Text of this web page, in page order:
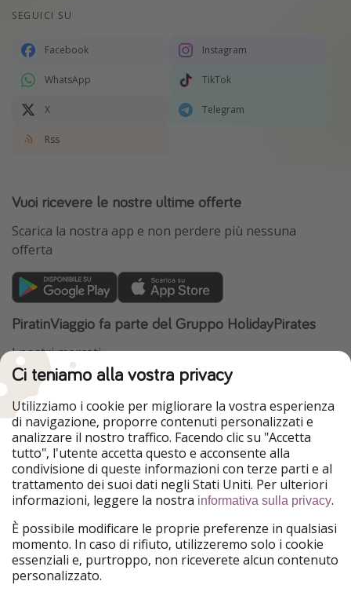
SEGUICI SU
Facebook Instagram
WhatsApp TikTok
X Telegram
Rss
Vuoi ricevere le nostre ultime offerte
Scarica la nostra app e non perdere più nessuna
offerta
PiratinViaggio fa parte del Gruppo HolidayPirates
I nostri mercati
HolidayPirates
VakantiePiraten
WakacyjniPiraci
Ferienpiraten
Urlaubspiraten
Urlaubspiraten
ViajerosPiratas
TravelPirates
Il nostro gruppo
HolidayPirates Group
Conoscici meglio
Chi siamo
Lavora con noi
Informazioni legali
Termini d' Uso
Ci teniamo alla vostra privacy
Utilizziamo i cookie per migliorare la vostra esperienza
di navigazione, proporre contenuti personalizzati e
analizzare il nostro traffico. Facendo clic su "Accetta
tutto", l'utente accetta questo e acconsente alla
condivisione di queste informazioni con terze parti e al
trattamento dei suoi dati negli Stati Uniti. Per ulteriori
informazioni, leggere la nostra informativa sulla privacy.
È possibile modificare le proprie preferenze in qualsiasi
momento. In caso di rifiuto, utilizzeremo solo i cookie
essenziali e, purtroppo, non riceverete alcun contenuto
personalizzato.